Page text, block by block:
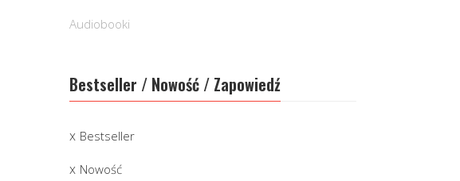
Audiobooki
Bestseller / Nowość / Zapowiedź
Bestseller
Nowość